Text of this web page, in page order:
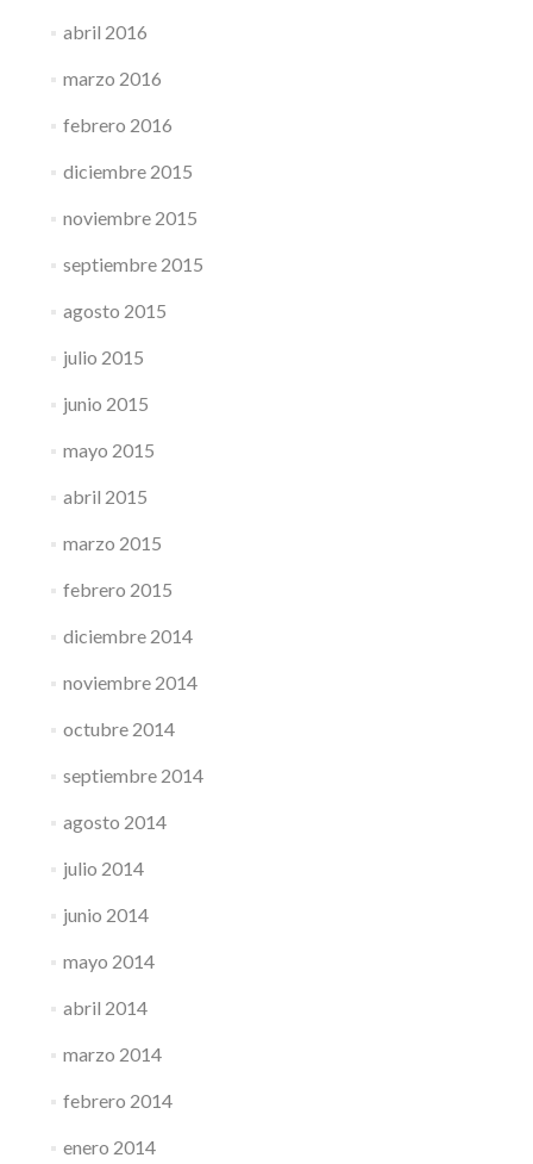
abril 2016
marzo 2016
febrero 2016
diciembre 2015
noviembre 2015
septiembre 2015
agosto 2015
julio 2015
junio 2015
mayo 2015
abril 2015
marzo 2015
febrero 2015
diciembre 2014
noviembre 2014
octubre 2014
septiembre 2014
agosto 2014
julio 2014
junio 2014
mayo 2014
abril 2014
marzo 2014
febrero 2014
enero 2014